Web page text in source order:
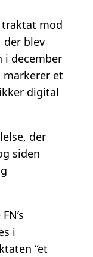
traktat mod
der blev
i december
markerer et
digital
der
siden
i
“et